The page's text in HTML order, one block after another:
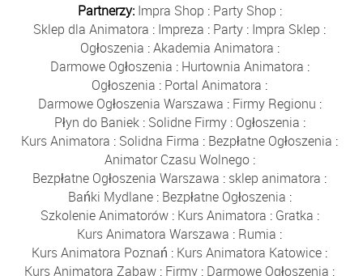
Partnerzy: Impra Shop : Party Shop :
Sklep dla Animatora : Impreza : Party : Impra Sklep :
Ogłoszenia :Akademia Animatora :
Darmowe Ogłoszenia : Hurtownia Animatora :
Ogłoszenia : Portal Animatora :
Darmowe Ogłoszenia Warszawa : Firmy Regionu :
Płyn do Baniek: Solidne Firmy: Ogłoszenia :
Kurs Animatora : Solidna Firma : Bezpłatne Ogłoszenia :
Animator Czasu Wolnego:
Bezpłatne Ogłoszenia Warszawa : sklep animatora :
Bańki Mydlane: Bezpłatne Ogłoszenia :
Szkolenie Animatorów: Kurs Animatora : Gratka :
Kurs Animatora Warszawa : Rumia :
Kurs Animatora Poznań : Kurs Animatora Katowice :
Kurs Animatora Zabaw : Firmy : Darmowe Ogłoszenia :